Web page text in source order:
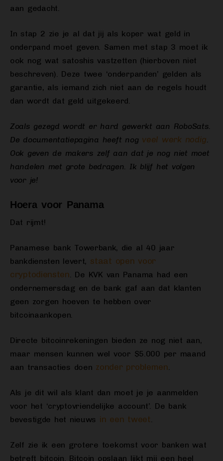
aan gedacht.
In stap 2 zie je al dat jij als koper wat geld in
onderpand moet geven. Samen met stap 3 moet ik
ook nog wat satoshis vastzetten (hierboven niet
beschreven). Deze twee ‘onderpanden’ gelden als
garantie, als iemand zich niet aan de regels houdt
dan wordt dat geld uitgekeerd.
Zoals gezegd wordt er hard gewerkt aan RoboSats.
De documentatiepagina heeft nog veel werk nodig
Ook geven de makers zelf aan dat je nog niet moet
handelen met grote bedragen. Ik blijf het volgen
voor je!
Hoera voor Panama
Dat rijmt!
Panamese bank Towerbank, die al 40 jaar
bankdiensten levert, staat open voor
cryptodiensten . De KVK van Panama had een
ondernemersdag en de bank gaf aan dat klanten
geen zorgen hoeven te hebben over
bitcoinaankopen.
Directe bitcoinrekeningen bieden ze nog niet aan,
maar mensen kunnen wel voor $5.000 per maand
aan transacties doen zonder problemen
Als je dit wil als klant dan moet je je aanmelden
voor het ‘cryptovriendelijke account’. De bank
bevestigde het nieuws in een tweet
Zelf zie ik een grotere toekomst voor banken wat
betreft bitcoin. Bitcoin opslaan lijkt mij een heel